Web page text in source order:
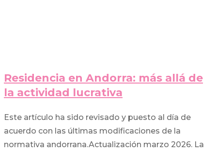
Residencia en Andorra: más allá de
la actividad lucrativa
Este artículo ha sido revisado y puesto al día de
acuerdo con las últimas modificaciones de la
normativa andorrana.Actualización marzo 2026. La